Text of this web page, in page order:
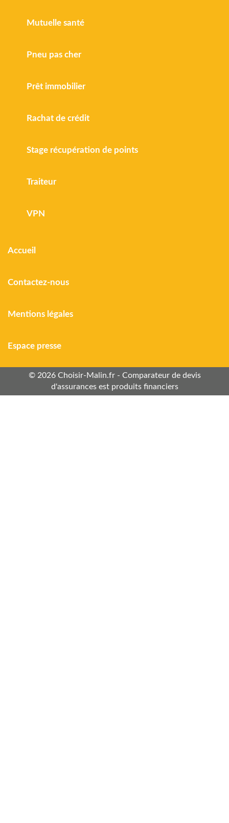
Mutuelle santé
Pneu pas cher
Prêt immobilier
Rachat de crédit
Stage récupération de points
Traiteur
VPN
Accueil
Contactez-nous
Mentions légales
Espace presse
© 2026 Choisir-Malin.fr - Comparateur de devis
d'assurances est produits financiers